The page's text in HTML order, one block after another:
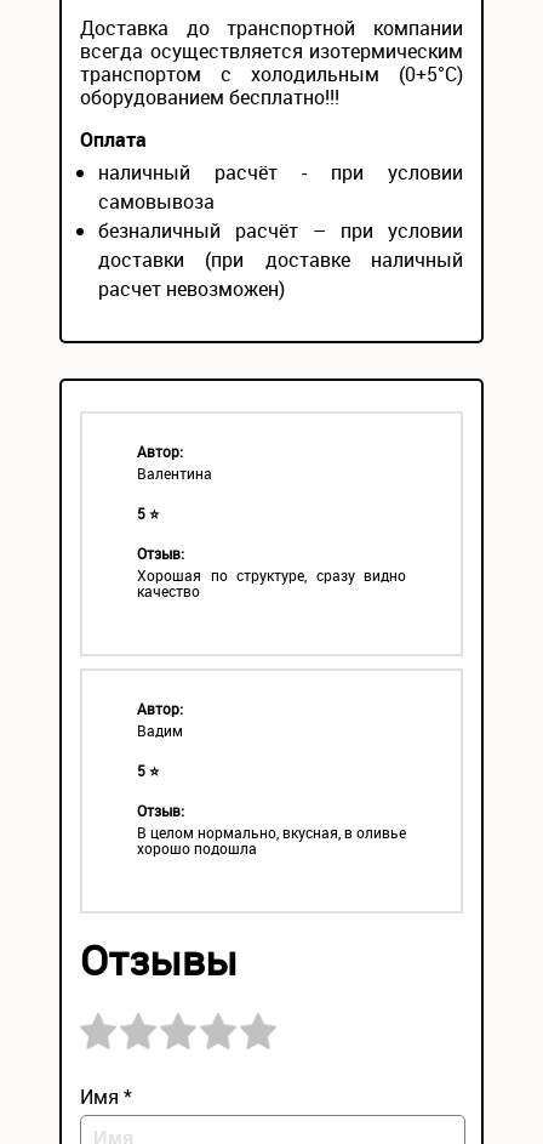
Доставка до транспортной компании
всегда осуществляется изотермическим
транспортом с холодильным (0+5°С)
оборудованием бесплатно!!!
Оплата
наличный расчёт - при условии
самовывоза
безналичный расчёт – при условии
доставки (при доставке наличный
расчет невозможен)
Автор:
Валентина
5 ⭐
Отзыв:
Хорошая по структуре, сразу видно
качество
Автор:
Вадим
5 ⭐
Отзыв:
В целом нормально, вкусная, в оливье
хорошо подошла
Отзывы
Имя *